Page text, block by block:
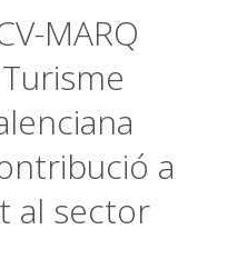
MARQ
a
al sector